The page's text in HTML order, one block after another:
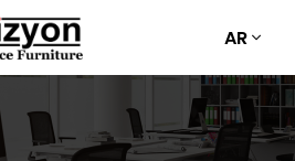
AR